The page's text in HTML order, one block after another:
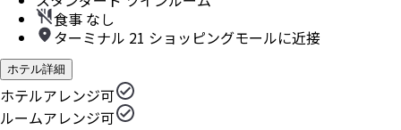
食事 なし
ターミナル 21 ショッピングモールに近接
ホテル詳細
ホテルアレンジ可
ルームアレンジ可